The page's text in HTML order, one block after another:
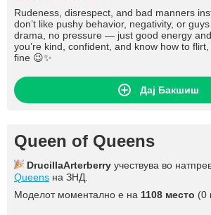
Rudeness, disrespect, and bad manners
don’t like pushy behavior, negativity, or
drama, no pressure — just good energy
you’re kind, confident, and know how to flirt,
fine 😉✨
Дај Бакшиш
Queen of Queens
DrucillaArterberry учествува во
Queens на ЗНД.
Моделот моментално е на 1108 место (0